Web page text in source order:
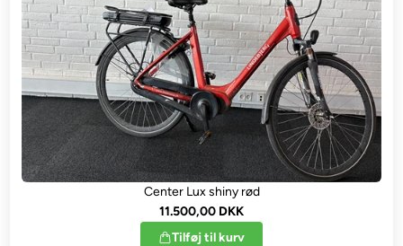
Center Lux shiny rød
11.500,00 DKK
Tilføj til kurv